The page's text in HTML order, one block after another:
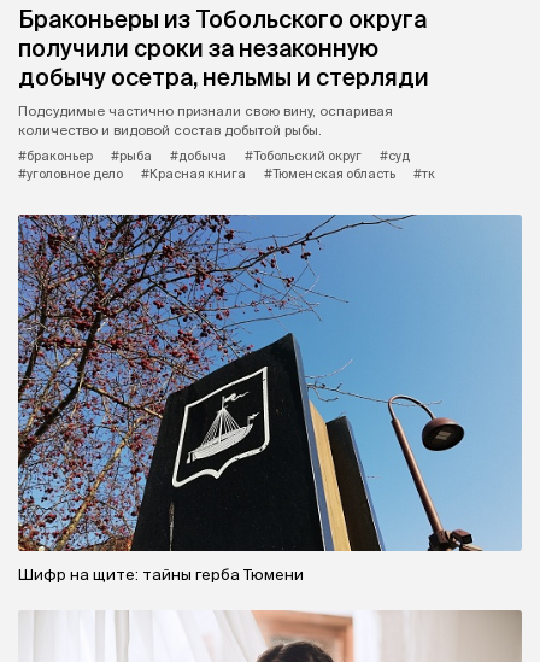
Браконьеры из Тобольского округа
получили сроки за незаконную
добычу осетра, нельмы и стерляди
Подсудимые частично признали свою вину, оспаривая
количество и видовой состав добытой рыбы.
#браконьер
#рыба #добыча #Тобольский округ
#суд
#уголовное дело
#Красная книга #Тюменская область #тк
Шифр на щите: тайны герба Тюмени